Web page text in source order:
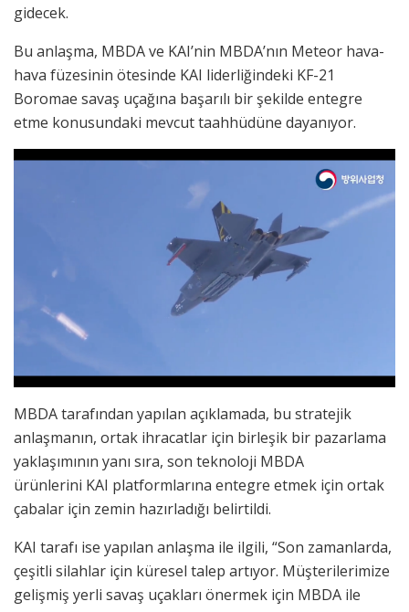
gidecek.
Bu anlaşma, MBDA ve KAI’nin MBDA’nın Meteor hava-
hava füzesinin ötesinde KAI liderliğindeki KF-21
Boromae savaş uçağına başarılı bir şekilde entegre
etme konusundaki mevcut taahhüdüne dayanıyor.
MBDA tarafından yapılan açıklamada, bu stratejik
anlaşmanın, ortak ihracatlar için birleşik bir pazarlama
yaklaşımının yanı sıra, son teknoloji MBDA
ürünlerini KAI platformlarına entegre etmek için ortak
çabalar için zemin hazırladığı belirtildi.
KAI tarafı ise yapılan anlaşma ile ilgili, “Son zamanlarda,
çeşitli silahlar için küresel talep artıyor. Müşterilerimize
gelişmiş yerli savaş uçakları önermek için MBDA ile